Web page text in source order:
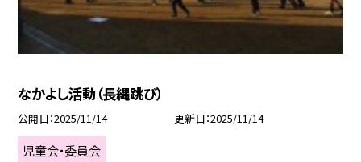
なかよし活動（長縄跳び）
公開日 2025/11/14 更新日 2025/11/14
児童会・委員会